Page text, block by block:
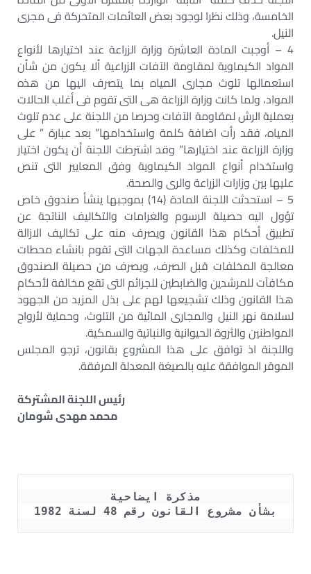
الخامسة، وذلك نظرا لوجود بعض العائمات المتحركة فى مجرى
النيل.
4 – أوجبت المادة العاشرة وزارة الزراعة عند اختيارها لأنواع
المواد الكيماوية لمقاومة الآفات الزراعية ألا يكون من شأن
استعمالها تلوث مجارى المياه بما يتصرف اليها من هذه
المواد، ولما كانت وزارة الزراعة هى التى تقوم فى أغلب الحالات
بعملية الرش لمقاومة الآفات وحرصا من اللجنة على عدم تلوث
المياه، فقد رأت اضافة كلمة واستخدامها” بعد عبارة ” على
وزارة الزراعة عند اختيارها” وقد اشترطت اللجنة أن يكون اختيار
واستخدام أنواع المواد الكيماوية وفق المعايير التى تنص
عليها بين وزارات الزراعة والرى والصحة.
5 – استحدثت اللجنة المادة (14) بموجبها ينشأ صندوق خاص
تؤول اليه حصيلة الرسوم والغرامات والتكاليف الناتجة عن
تطبيق أحكام هذا القانون ويصرف منه على تكاليف الازالة
للمخلفات وكذلك مساعدة الجهات التى تقوم بانشاء محطات
معالجة المخلفات قبل الصرف، ويصرف من حصيلة الصندوق
مكافآت للمرشدين والضابطين للجرائم التى تقع مخالفة لأحكام
هذا القانون وذلك تشجيعها لهم على بذل المزيد من الجهود
لسلامة نهر النيل والمجارى المائية من التلوث، وحماية لأرواح
المواطنين والثروة الحيوانية والنباتية والسمكية.
واللجنة اذ توافق على هذا المشروع بقانون، ترجو المجلس
الموقر الموافقة عليه بالصيغة المعدلة المرفقة.
رئيس اللجنة المشتركة
محمد مهدى شومان
مذكرة ايضاحية
بشأن مشروع القانون رقم 48 لسنة 1982